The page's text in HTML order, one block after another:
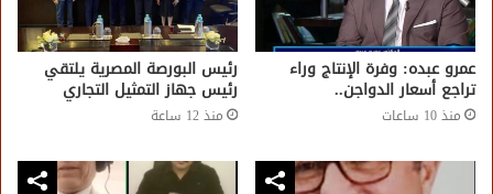
عمرو عبده: وفرة الإنتاج وراء
تراجع أسعار الدواجن..
منذ 10 ساعات
رئيس البورصة المصرية يلتقي
رئيس جهاز التمثيل التجاري
منذ 12 ساعة